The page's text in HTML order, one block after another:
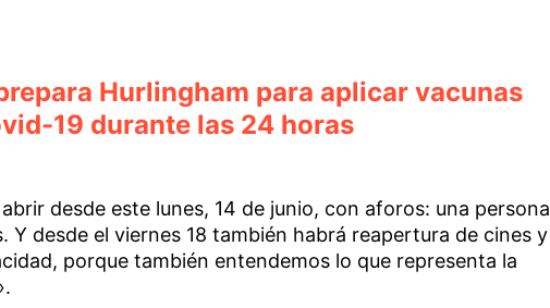
Hurlingham para aplicar vacunas
19 durante las 24 horas
desde este lunes, 14 de junio, con aforos: una persona
Y desde el viernes 18 también habrá reapertura de cines y
porque también entendemos lo que representa la